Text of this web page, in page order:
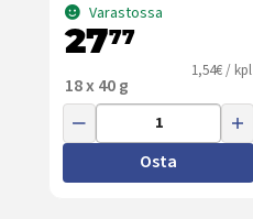
Varastossa
2777
18 x 40 g
1,54€ / kpl
Osta